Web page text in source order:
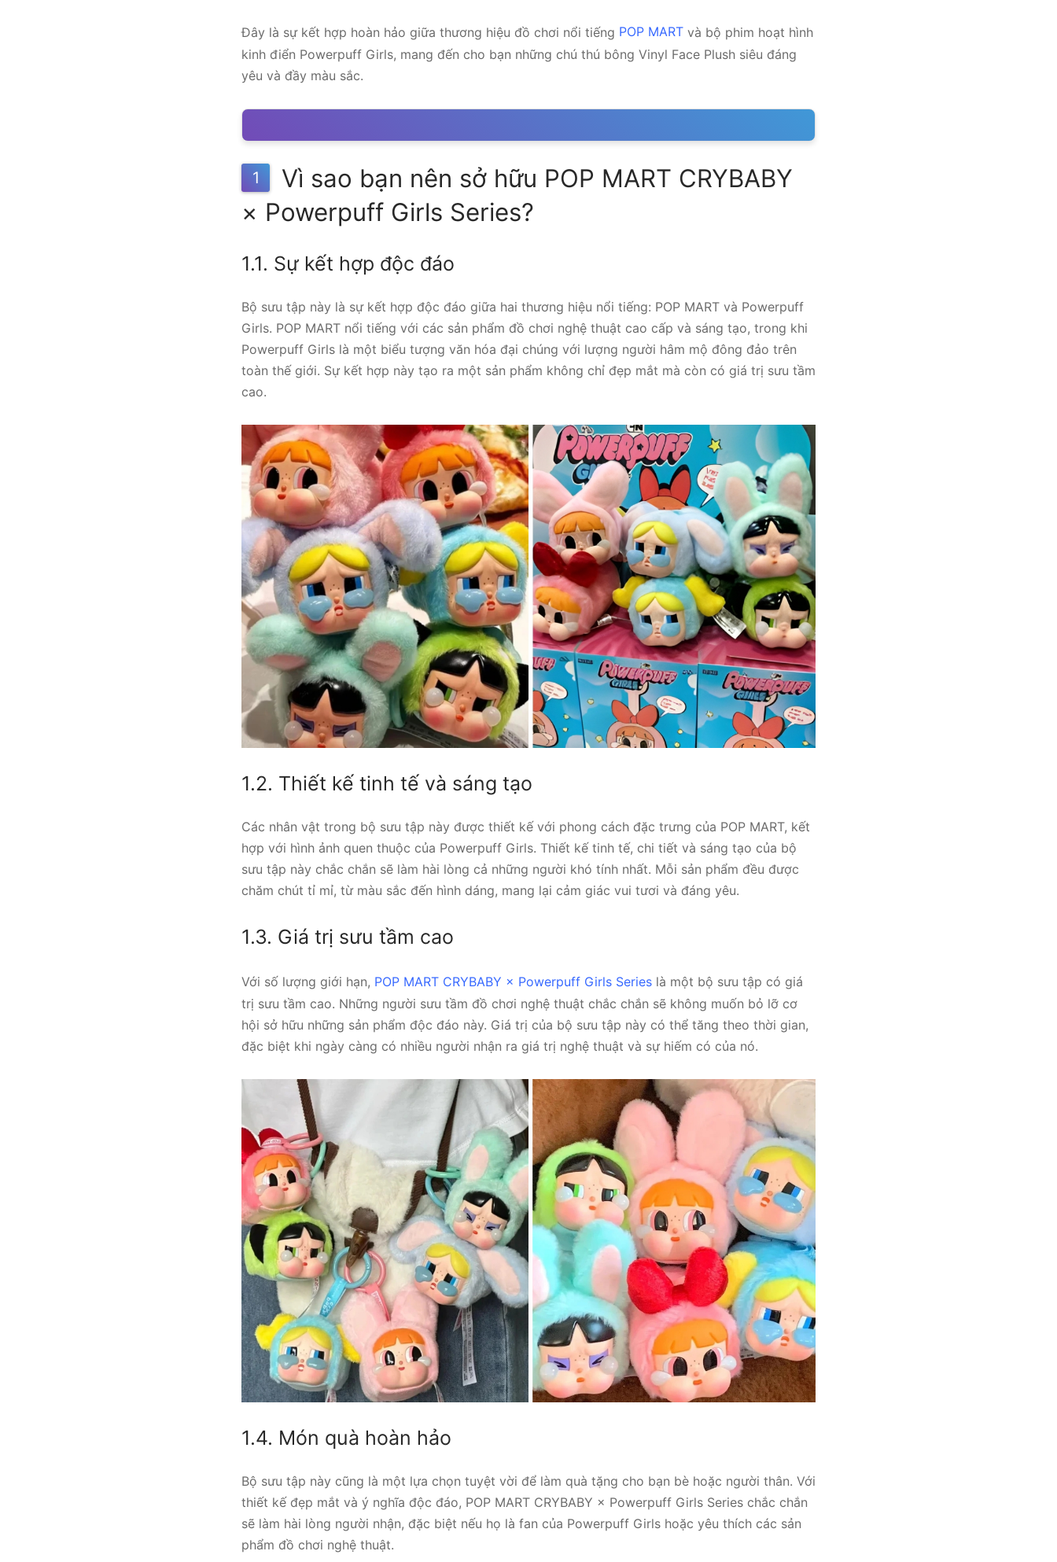
Đây là sự kết hợp hoàn hảo giữa thương hiệu đồ chơi nổi tiếng POP MART và bộ phim hoạt hình
kinh điển Powerpuff Girls, mang đến cho bạn những chú thú bông Vinyl Face Plush siêu đáng
yêu và đầy màu sắc.
1
Vì sao bạn nên sở hữu POP MART CRYBABY
× Powerpuff Girls Series?
1.1. Sự kết hợp độc đáo
Bộ sưu tập này là sự kết hợp độc đáo giữa hai thương hiệu nổi tiếng: POP MART và Powerpuff
Girls. POP MART nổi tiếng với các sản phẩm đồ chơi nghệ thuật cao cấp và sáng tạo, trong khi
Powerpuff Girls là một biểu tượng văn hóa đại chúng với lượng người hâm mộ đông đảo trên
toàn thế giới. Sự kết hợp này tạo ra một sản phẩm không chỉ đẹp mắt mà còn có giá trị sưu tầm
cao.
1.2. Thiết kế tinh tế và sáng tạo
Các nhân vật trong bộ sưu tập này được thiết kế với phong cách đặc trưng của POP MART, kết
hợp với hình ảnh quen thuộc của Powerpuff Girls. Thiết kế tinh tế, chi tiết và sáng tạo của bộ
sưu tập này chắc chắn sẽ làm hài lòng cả những người khó tính nhất. Mỗi sản phẩm đều được
chăm chút tỉ mỉ, từ màu sắc đến hình dáng, mang lại cảm giác vui tươi và đáng yêu.
1.3. Giá trị sưu tầm cao
Với số lượng giới hạn, POP MART CRYBABY × Powerpuff Girls Series là một bộ sưu tập có giá
trị sưu tầm cao. Những người sưu tầm đồ chơi nghệ thuật chắc chắn sẽ không muốn bỏ lỡ cơ
hội sở hữu những sản phẩm độc đáo này. Giá trị của bộ sưu tập này có thể tăng theo thời gian,
đặc biệt khi ngày càng có nhiều người nhận ra giá trị nghệ thuật và sự hiếm có của nó.
1.4. Món quà hoàn hảo
Bộ sưu tập này cũng là một lựa chọn tuyệt vời để làm quà tặng cho bạn bè hoặc người thân. Với
thiết kế đẹp mắt và ý nghĩa độc đáo, POP MART CRYBABY × Powerpuff Girls Series chắc chắn
sẽ làm hài lòng người nhận, đặc biệt nếu họ là fan của Powerpuff Girls hoặc yêu thích các sản
phẩm đồ chơi nghệ thuật.